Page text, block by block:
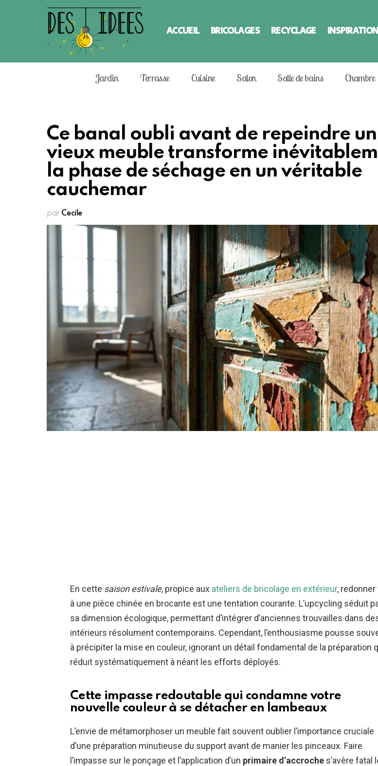
ACCUEIL BRICOLAGES RECYCLAGE INSPIRATION
Jardin Terrasse Cuisine Salon Salle de bains Chambre
Ce banal oubli avant de repeindre un
vieux meuble transforme
la phase de séchage en un véritable
cauchemar
par Cecile
En cette saison estivale, propice aux ateliers de bricolage en extérieur, redonner
à une pièce chinée en brocante est une tentation courante. L’upcycling séduit
sa dimension écologique, permettant d’intégrer d’anciennes trouvailles dans
intérieurs résolument contemporains. Cependant, l’enthousiasme pousse
à précipiter la mise en couleur, ignorant un détail fondamental de la préparation
réduit systématiquement à néant les efforts déployés.
Cette impasse redoutable qui condamne votre
nouvelle couleur à se détacher en lambeaux
L’envie de métamorphoser un meuble fait souvent oublier l’importance cruciale
d’une préparation minutieuse du support avant de manier les pinceaux. Faire
l’impasse sur le ponçage et l’application d’un primaire d’accroche s’avère fatal